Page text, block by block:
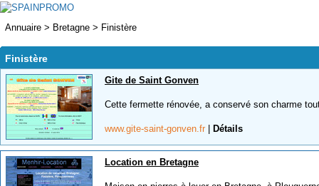
Annuaire > Bretagne > Finistère
Finistère
Gite de Saint Gonven
Cette fermette rénovée, a conservé son charme
www.gite-saint-gonven.fr Détails
Location en Bretagne